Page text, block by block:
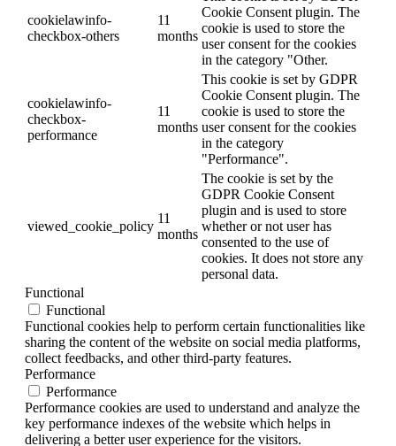
cookielawinfo-
checkbox-others
11
months
Cookie Consent plugin. The
cookie is used to store the
user consent for the cookies
in the category "Other.
cookielawinfo-
checkbox-
performance
11
months
This cookie is set by GDPR
Cookie Consent plugin. The
cookie is used to store the
user consent for the cookies
in the category
"Performance".
viewed_cookie_policy
11
months
The cookie is set by the
GDPR Cookie Consent
plugin and is used to store
whether or not user has
consented to the use of
cookies. It does not store any
personal data.
Functional
Functional
Functional cookies help to perform certain functionalities like
sharing the content of the website on social media platforms,
collect feedbacks, and other third-party features.
Performance
Performance
Performance cookies are used to understand and analyze the
key performance indexes of the website which helps in
delivering a better user experience for the visitors.